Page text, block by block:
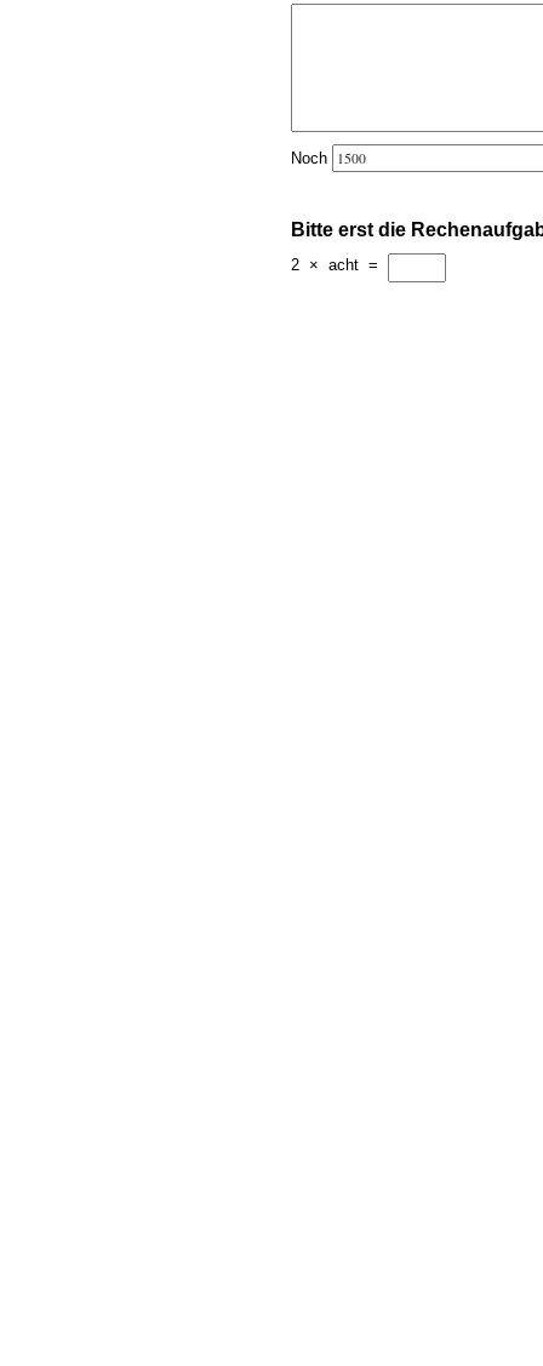
Noch
Bitte erst die
2 × acht =